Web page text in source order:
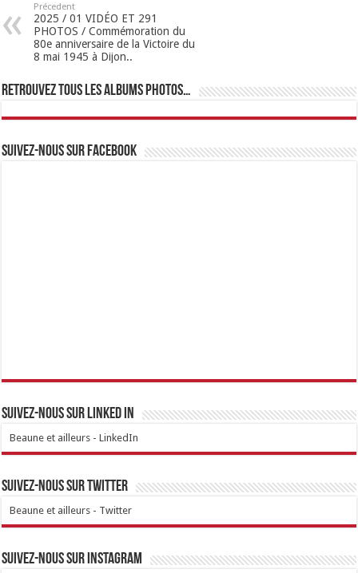
Précedent
2025 / 01 VIDÉO ET 291
PHOTOS / Commémoration du
80e anniversaire de la Victoire du
8 mai 1945 à Dijon..
Retrouvez tous les albums photos…
Suivez-nous sur Facebook
Suivez-nous sur linked IN
Beaune et ailleurs - LinkedIn
Suivez-nous sur Twitter
Beaune et ailleurs - Twitter
Suivez-nous sur Instagram